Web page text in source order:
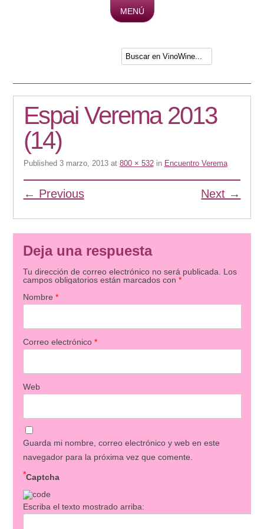
MENÚ
Espai Verema 2013
(14)
Published 3 marzo, 2013at 800 × 532in Encuentro Verema
← Previous Next →
Deja una respuesta
Tu dirección de correo electrónico no será publicada. Los
campos obligatorios están marcados con *
Nombre *
Correo electrónico *
Web
Guarda mi nombre, correo electrónico y web en este
navegador para la próxima vez que comente.
Captcha
*
Escriba el texto mostrado arriba: